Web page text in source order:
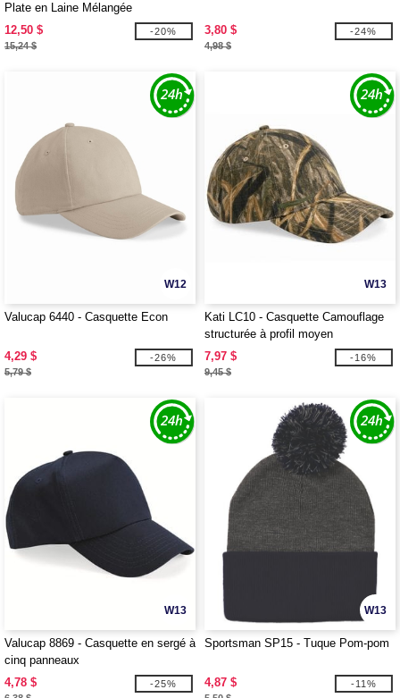
Plate en Laine Mélangée
12,50 $
15,24 $
-20% 3,80 $
4,98 $
-24%
W12
Valucap 6440 - Casquette Econ
4,29 $
5,79 $
-26%
W13
Kati LC10 - Casquette Camouflage
structurée à profil moyen
7,97 $
9,45 $
-16%
W13
Valucap 8869 - Casquette en sergé à
cinq panneaux
4,78 $
-25%
W13
Sportsman SP15 - Tuque Pom-pom
4,87 $ -11%